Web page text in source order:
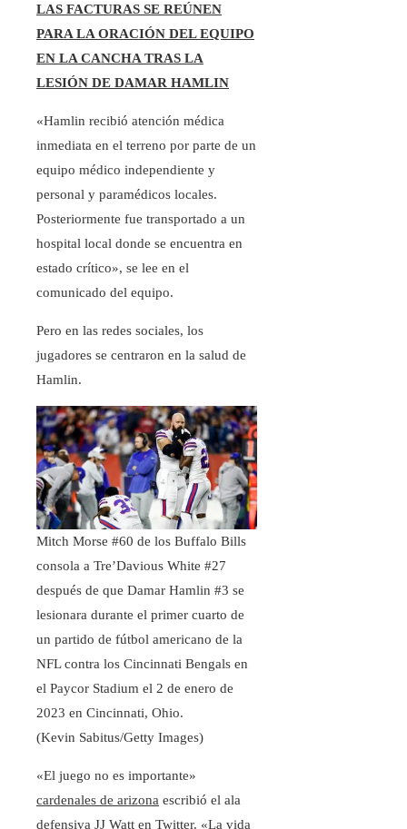
LAS FACTURAS SE REÚNEN
PARA LA ORACIÓN DEL EQUIPO
EN LA CANCHA TRAS LA
LESIÓN DE DAMAR HAMLIN
«Hamlin recibió atención médica
inmediata en el terreno por parte de un
equipo médico independiente y
personal y paramédicos locales.
Posteriormente fue transportado a un
hospital local donde se encuentra en
estado crítico», se lee en el
comunicado del equipo.
Pero en las redes sociales, los
jugadores se centraron en la salud de
Hamlin.
Mitch Morse #60 de los Buffalo Bills
consola a Tre’Davious White #27
después de que Damar Hamlin #3 se
lesionara durante el primer cuarto de
un partido de fútbol americano de la
NFL contra los Cincinnati Bengals en
el Paycor Stadium el 2 de enero de
2023 en Cincinnati, Ohio.
(Kevin Sabitus/Getty Images)
«El juego no es importante»
cardenales de arizona escribió el ala
defensiva JJ Watt en Twitter. «La vida